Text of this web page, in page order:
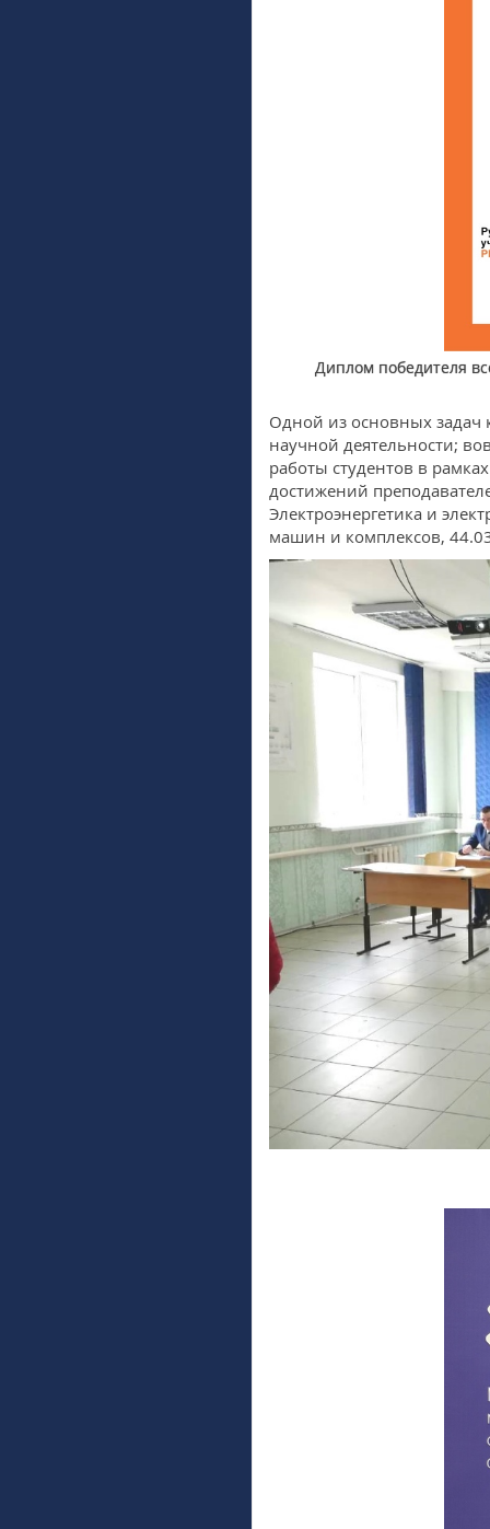
Диплом победителя
Одной из основных задач
научной деятельности;
работы студентов в
достижений
Электроэнергетика и
машин и комплексов,